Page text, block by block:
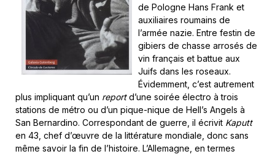
de Pologne Hans Frank et
auxiliaires roumains de
l’armée nazie. Entre festin de
gibiers de chasse arrosés de
vin français et battue aux
Juifs dans les roseaux.
Évidemment, c’est autrement
plus impliquant qu’un reportd’une soirée électro à trois
stations de métro ou d’un pique-nique de Hell’s Angels à
San Bernardino. Correspondant de guerre, il écrivit Kaputt
en 43, chef d’œuvre de la littérature mondiale, donc sans
même savoir la fin de l’histoire. L’Allemagne, en termes